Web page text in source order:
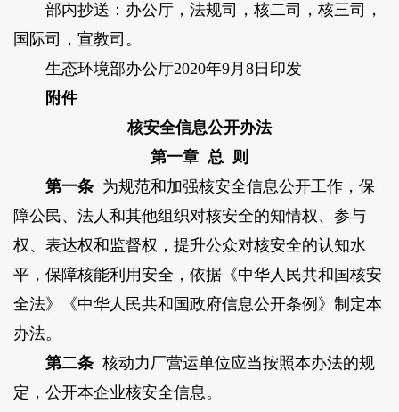
部内抄送：办公厅，法规司，核二司，核三司，
国际司，宣教司。
生态环境部办公厅2020年9月8日印发
附件
核安全信息公开办法
第一章 总 则
第一条为规范和加强核安全信息公开工作，保
障公民、法人和其他组织对核安全的知情权、参与
权、表达权和监督权，提升公众对核安全的认知水
平，保障核能利用安全，依据《中华人民共和国核安
全法》《中华人民共和国政府信息公开条例》制定本
办法。
第二条核动力厂营运单位应当按照本办法的规
定，公开本企业核安全信息。